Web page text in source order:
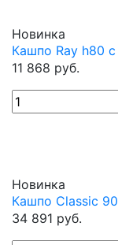
Новинка
Кашпо Ray h80
11 868 руб.
Новинка
Кашпо Classic
34 891 руб.